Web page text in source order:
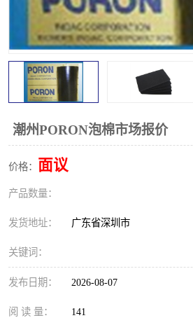
潮州PORON泡棉市场报价
价格： 面议
产品数量：
发货地址： 广东省深圳市
关键词：
发布日期： 2026-08-07
阅 读 量： 141